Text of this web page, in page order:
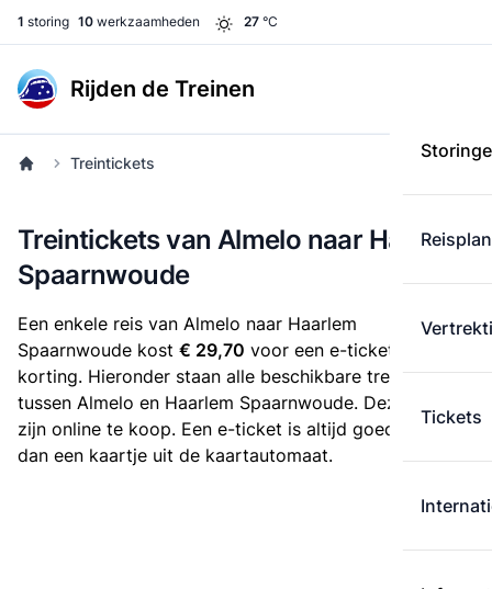
1 storing 10 werkzaamheden 27 °C
Rijden de Treinen
Tickets
Treintickets
Treintickets van Almelo naar Haarlem
Spaarnwoude
Een enkele reis van Almelo naar Haarlem
Spaarnwoude kost € 29,70 voor een e-ticket zonder
korting. Hieronder staan alle beschikbare treintickets
tussen Almelo en Haarlem Spaarnwoude. Deze tickets
zijn online te koop. Een e-ticket is altijd goedkoper
dan een kaartje uit de kaartautomaat.